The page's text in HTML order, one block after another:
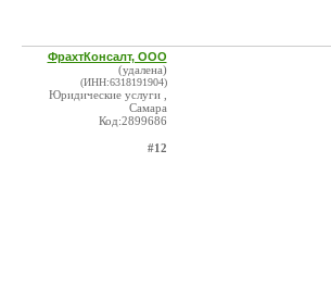
ФрахтКонсалт, ООО
(удалена)
(ИНН:6318191904)
Юридические услуги ,
Самара
Код:2899686
#12